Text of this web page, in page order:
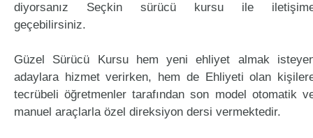
diyorsanız Seçkin sürücü kursu ile
geçebilirsiniz.
Güzel Sürücü Kursu hem yeni ehliyet almak
adaylara hizmet verirken, hem de Ehliyeti olan
tecrübeli öğretmenler tarafından son model otomatik
manuel araçlarla özel direksiyon dersi vermektedir.